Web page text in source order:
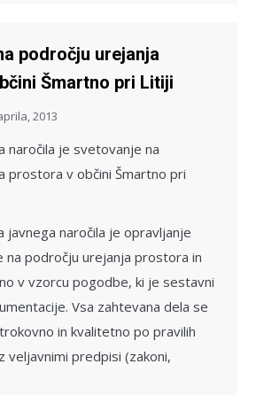
področju urejanja
Šmartno pri Litiji
2013
naročila je svetovanje na
prostora v občini Šmartno pri
javnega naročila je opravljanje
na področju urejanja prostora in
v vzorcu pogodbe, ki je sestavni
Vsa zahtevana dela se
in kvalitetno po pravilih
veljavnimi predpisi (zakoni,